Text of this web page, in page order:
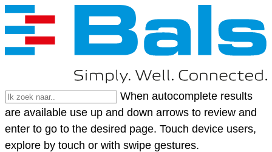
When autocomplete results
are available use up and down arrows to review and
enter to go to the desired page. Touch device users,
explore by touch or with swipe gestures.